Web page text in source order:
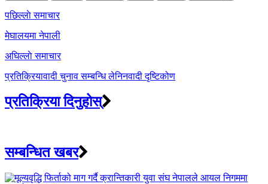
Post
navigation
पछिल्लाे समाचार
मेघालयमा नेपाली
अघिल्लाे समाचार
प्रतिक्रियावादी चुनाव सम्बन्धि लेनिनवादी दृष्टिकोण
प्रतिक्रिया दिनुहोस्
सम्बन्धित खबर